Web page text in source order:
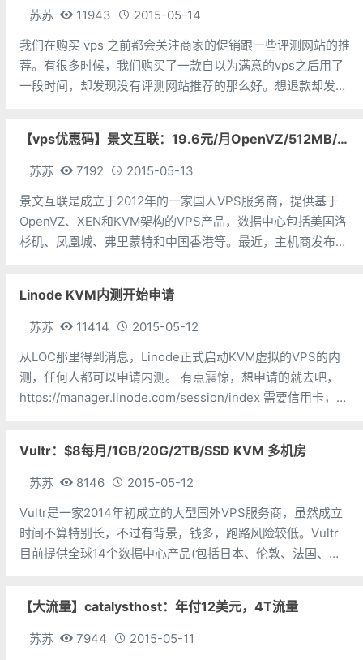
苏苏 11943
2015-05-14
我们在购买 vps 之前都会关注商家的促销跟一些评测网站的推
荐。有很多时候，我们购买了一款自以为满意的vps之后用了
一段时间，却发现没有评测网站推荐的那么好。想退款却发现
【vps优惠码】景文互联：19.6元/月OpenVZ/512MB/30GB/1000GB 三机房
苏苏 7192
2015-05-13
景文互联是成立于2012年的一家国人VPS服务商，提供基于
OpenVZ、XEN和KVM架构的VPS产品，数据中心包括美国洛
杉矶、凤凰城、弗里蒙特和中国香港等。最近，主机商发布了
址：
Linode KVM内测开始申请
苏苏 11414
2015-05-12
从LOC那里得到消息，Linode正式启动KVM虚拟的VPS的内
测，任何人都可以申请内测。 有点震惊，想申请的就去吧，
https://manager.linode.com/session/index 需要信用卡，虚
Vultr：$8每月/1GB/20G/2TB/SSD KVM 多机房
苏苏 8146
2015-05-12
Vultr是一家2014年初成立的大型国外VPS服务商，虽然成立
时间不算特别长，不过有背景，钱多，跑路风险较低。Vultr
目前提供全球14个数据中心产品(包括日本、伦敦、法国、德
【大流量】catalysthost：年付12美元，4T流量
苏苏 7944
2015-05-11